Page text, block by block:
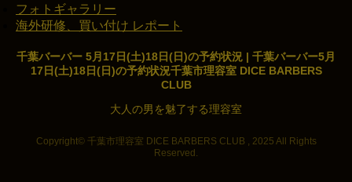
フォトギャラリー
海外研修、買い付け レポート
千葉バーバー 5月17日(土)18日(日)の予約状況 | 千葉バーバー5月
17日(土)18日(日)の予約状況千葉市理容室 DICE BARBERS
CLUB
大人の男を魅了する理容室
Copyright© 千葉市理容室 DICE BARBERS CLUB , 2025 All Rights
Reserved.